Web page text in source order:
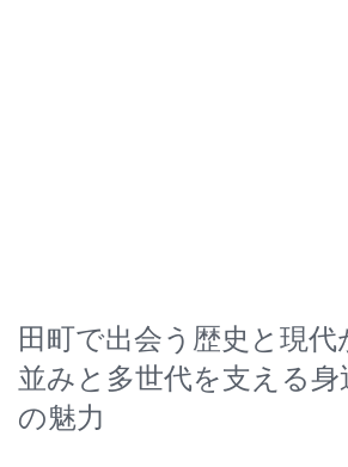
田町で出会う歴史と現
並みと多世代を支える
の魅力